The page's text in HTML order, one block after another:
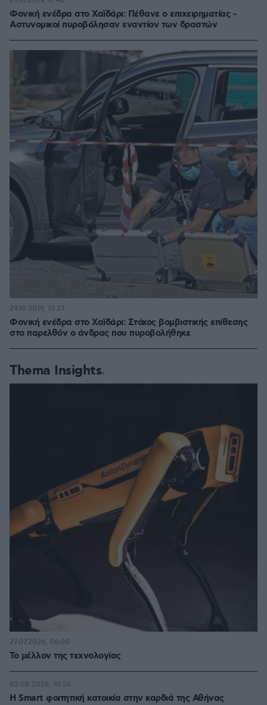
Φονική ενέδρα στο Χαϊδάρι: Πέθανε ο επιχειρηματίας -
Αστυνομικοί πυροβόλησαν εναντίον των δραστών
Φονική ενέδρα στο Χαϊδάρι: Στόχος βομβιστικής επίθεσης
στο παρελθόν ο άνδρας που πυροβολήθηκε
29.10.2019, 13:27
Thema Insights
Το μέλλον της τεχνολογίας
27.07.2026, 06:00
Η Smart φοιτητική κατοικία στην καρδιά της Αθήνας
03.08.2026, 10:56